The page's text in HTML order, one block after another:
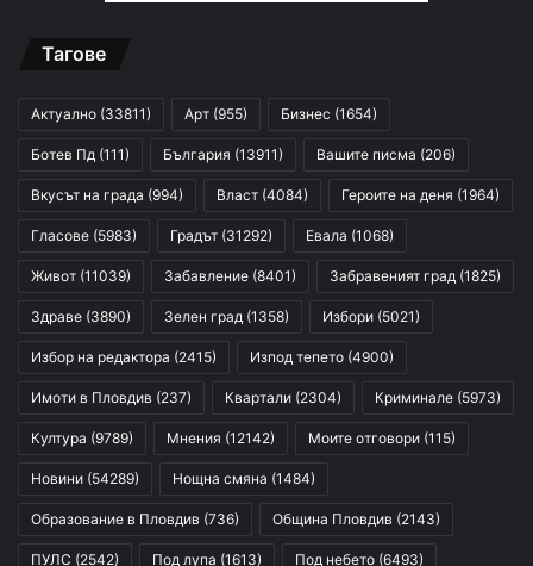
Тагове
Актуално (33811) Арт (955) Бизнес (1654)
Ботев Пд (111) България (13911) Вашите писма (206)
Вкусът на града (994) Власт (4084) Героите на деня (1964)
Гласове (5983) Градът (31292) Евала (1068)
Живот (11039) Забавление (8401) Забравеният град (1825)
Здраве (3890) Зелен град (1358) Избори (5021)
Избор на редактора (2415) Изпод тепето (4900)
Имоти в Пловдив (237) Квартали (2304) Криминале (5973)
Култура (9789) Мнения (12142) Моите отговори (115)
Новини (54289) Нощна смяна (1484)
Образование в Пловдив (736) Община Пловдив (2143)
ПУЛС (2542) Под лупа (1613) Под небето (6493)